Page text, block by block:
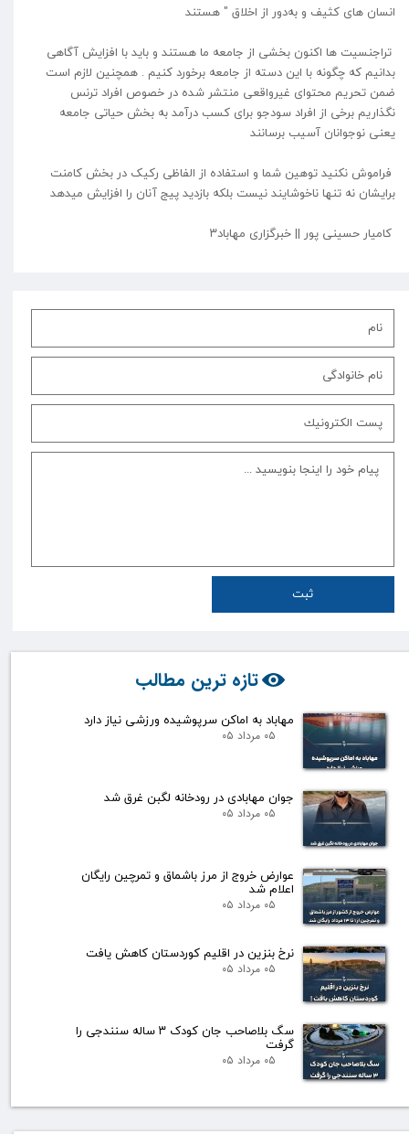
انسان های کثیف و به‌دور از اخلاق " هستند
تراجنسیت ها اکنون بخشی از جامعه ما هستند و باید با افزایش آگاهی
بدانیم که چگونه با این دسته از جامعه برخورد کنیم . همچنین لازم است
ضمن تحریم محتوای غیرواقعی منتشر شده در خصوص افراد ترنس
نگذاریم برخی از افراد سودجو برای کسب درآمد به بخش حیاتی جامعه‌
یعنی نوجوانان آسیب برسانند
فراموش نکنید توهین شما و استفاده از الفاظی رکیک در بخش کامنت
برایشان نه تنها ناخوشایند نیست بلکه بازدید پیج آنان را افزایش میدهد
کامیار حسینی پور || خبرگزاری مهاباد۳
تازه ترین مطالب
مهاباد به اماکن سرپوشیده ورزشی نیاز دارد
۰۵ مرداد ۰۵
جوان مهابادی در رودخانه لگبن غرق شد
۰۵ مرداد ۰۵
عوارض خروج از مرز باشماق و تمرچین رایگان
اعلام شد
۰۵ مرداد ۰۵
نرخ بنزین در اقلیم کوردستان کاهش یافت
۰۵ مرداد ۰۵
سگ بلاصاحب جان کودک ۳ ساله سنندجی را
گرفت
۰۵ مرداد ۰۵
ثبت